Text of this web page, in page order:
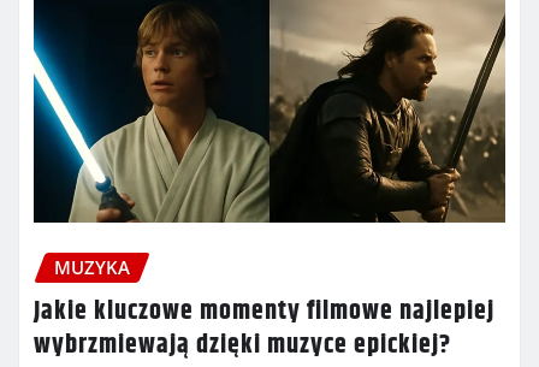
MUZYKA
Jakie kluczowe momenty filmowe najlepiej
wybrzmiewają dzięki muzyce epickiej?